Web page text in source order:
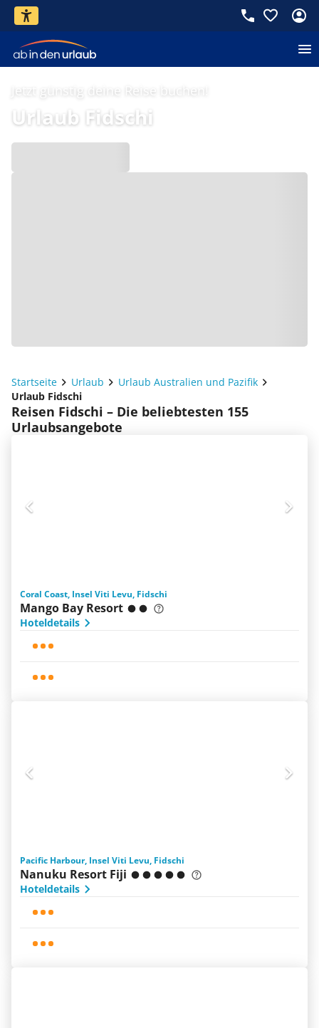
Jetzt günstig deine Reise buchen!
Urlaub Fidschi
Startseite Urlaub
Urlaub Australien und Pazifik
Urlaub Fidschi
Reisen Fidschi – Die beliebtesten 155
Urlaubsangebote
Coral Coast, Insel Viti Levu, Fidschi
Mango Bay Resort
Hoteldetails
Pacific Harbour, Insel Viti Levu, Fidschi
Nanuku Resort Fiji
Hoteldetails